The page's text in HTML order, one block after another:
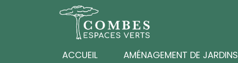
ACCUEIL AMÉNAGEMENT DE JARDINS